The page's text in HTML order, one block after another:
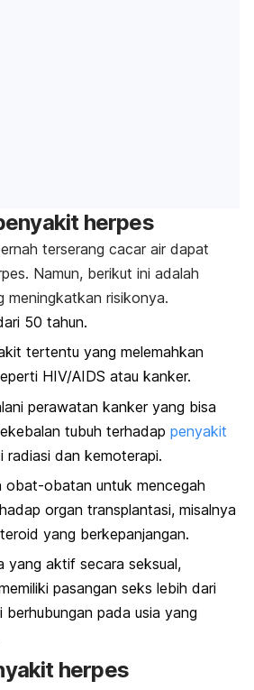
herpes
terserang cacar air dapat
Namun, berikut ini adalah
meningkatkan risikonya.
50 tahun.
tertentu yang melemahkan
HIV/AIDS atau kanker.
perawatan kanker yang bisa
tubuh terhadap penyakit
radiasi dan kemoterapi.
obat-obatan untuk mencegah
organ transplantasi, misalnya
yang berkepanjangan.
yang aktif secara seksual,
pasangan seks lebih dari
berhubungan pada usia yang
herpes